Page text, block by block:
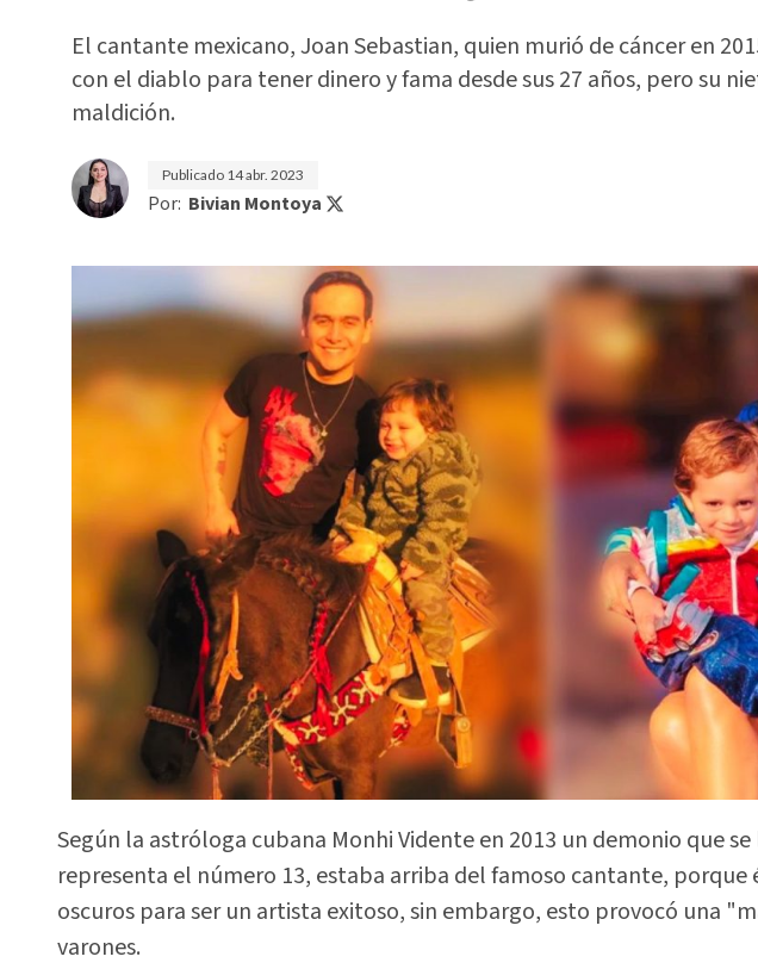
El cantante mexicano, Joan Sebastian, quien murió de cáncer en
con el diablo para tener dinero y fama desde sus 27 años, pero su
maldición.
Publicado 14 abr. 2023
Por: Bivian Montoya
Según la astróloga cubana Monhi Vidente en 2013 un demonio que
representa el número 13, estaba arriba del famoso cantante, porque
oscuros para ser un artista exitoso, sin embargo, esto provocó una
varones.